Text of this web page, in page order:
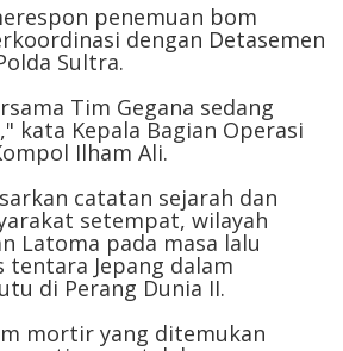
penemuan bom
dengan Detasemen
Sultra.
Tim Gegana sedang
kata Kepala Bagian Operasi
Ilham Ali.
catatan sejarah dan
setempat, wilayah
Latoma pada masa lalu
tentara Jepang dalam
di Perang Dunia II.
mortir yang ditemukan